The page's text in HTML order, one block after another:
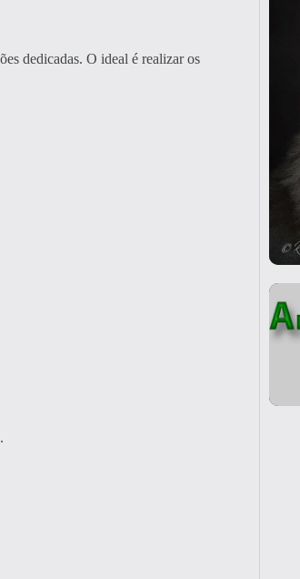
dedicadas. O ideal é realizar os